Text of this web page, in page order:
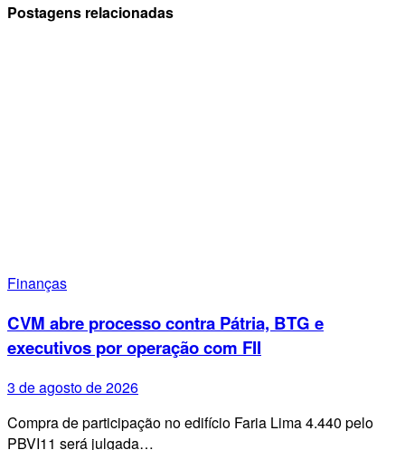
Postagens relacionadas
Finanças
CVM abre processo contra Pátria, BTG e
executivos por operação com FII
3 de agosto de 2026
Compra de participação no edifício Faria Lima 4.440 pelo
PBVI11 será julgada…